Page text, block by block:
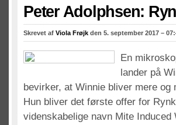
Peter Adolphsen:
Skrevet af Viola Frøjk den 5. september 2017 –
En
lander på
bevirker, at Winnie bliver mere
Hun bliver det første offer for
videnskabelige navn Mite